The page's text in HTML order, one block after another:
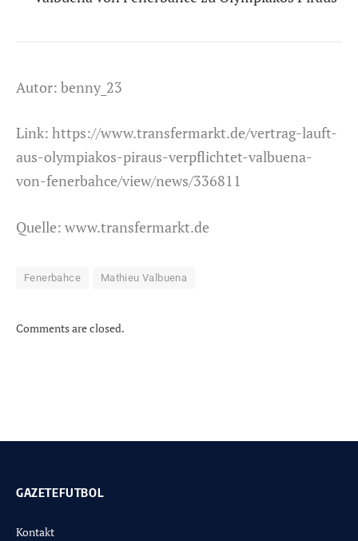
Autor: benny_23
Link: https://www.transfermarkt.de/vertrag-lauft-
aus-olympiakos-piraus-verpflichtet-valbuena-
von-fenerbahce/view/news/336811
Quelle: www.transfermarkt.de
Fenerbahce Mathieu Valbuena
Comments are closed.
GAZETEFUTBOL
Kontakt